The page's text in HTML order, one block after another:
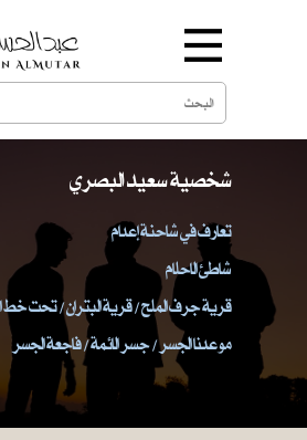
شخصية سعيد البصري
تعارف في شاحنة إعدام
شاطئ الاحلام
قرية جرف الملح / قرية البتران / تحت
موعدنا الجسر / جسر الائمة / فاجعة الجسر